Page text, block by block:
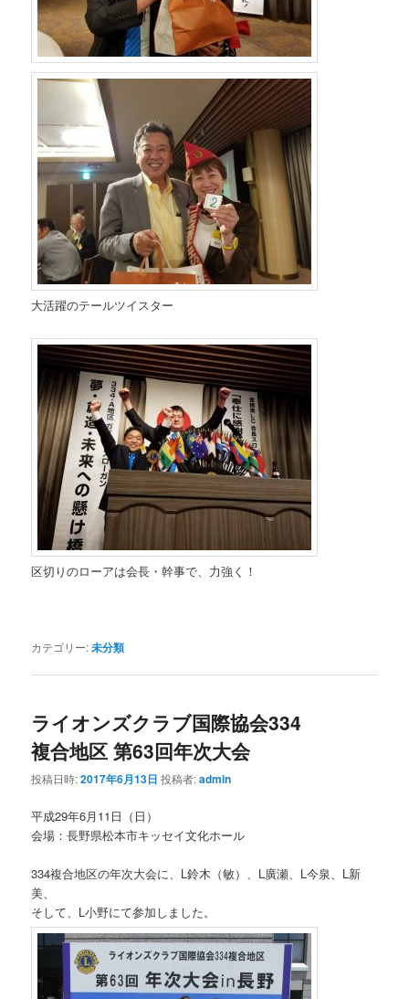
大活躍のテールツイスター
区切りのローアは会長・幹事で、力強く！
カテゴリー:未分類
ライオンズクラブ国際協会334
複合地区 第63回年次大会
投稿日時:2017年6月13日 投稿者:admin
平成29年6月11日（日）
会場：長野県松本市キッセイ文化ホール
334複合地区の年次大会に、L鈴木（敏）、L廣瀬、L今泉、L新
美、
そして、L小野にて参加しました。